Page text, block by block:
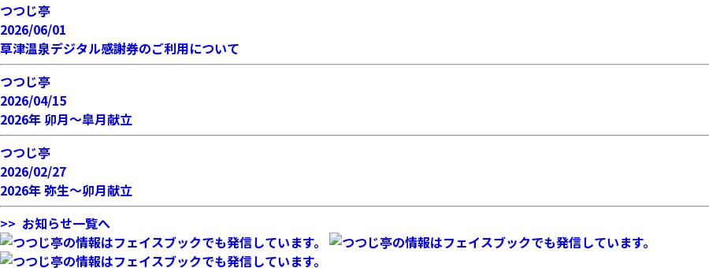
つつじ亭
2026/06/01
草津温泉デジタル感謝券のご利用について
つつじ亭
2026/04/15
2026年 卯月～皐月献立
つつじ亭
2026/02/27
2026年 弥生～卯月献立
>> お知らせ一覧へ